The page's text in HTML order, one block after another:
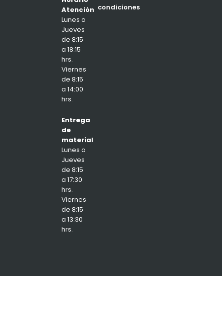
Atención
Lunes a
Jueves
de 8:15
a 18:15
hrs.
Viernes
de 8:15
a 14:00
hrs.
Entrega
de
material
Lunes a
Jueves
de 8:15
a 17:30
hrs.
Viernes
de 8:15
a 13:30
hrs.
condiciones